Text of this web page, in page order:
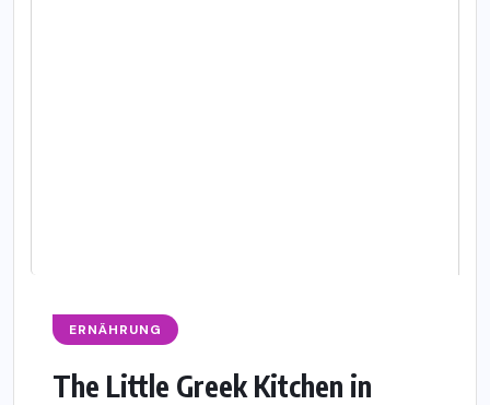
ERNÄHRUNG
The Little Greek Kitchen in